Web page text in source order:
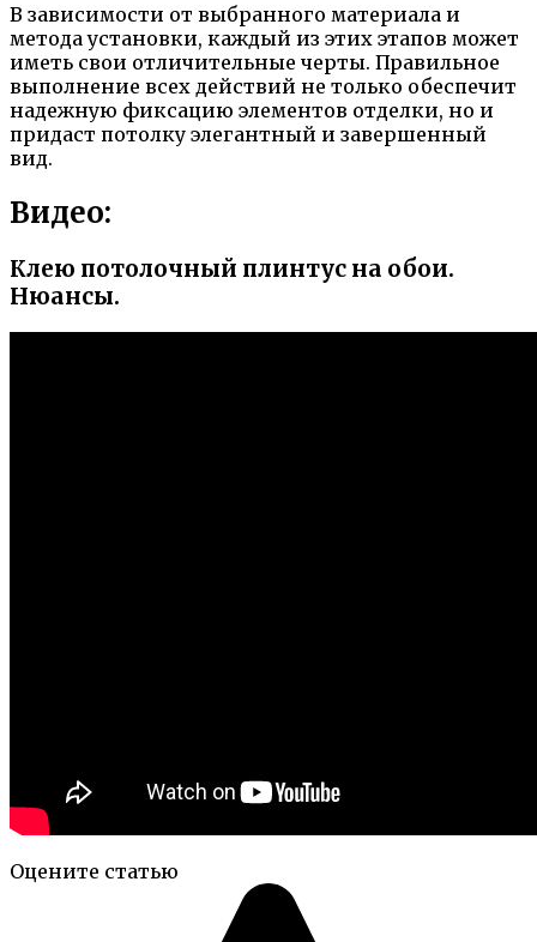
В зависимости от выбранного материала и
метода установки, каждый из этих этапов может
иметь свои отличительные черты. Правильное
выполнение всех действий не только обеспечит
надежную фиксацию элементов отделки, но и
придаст потолку элегантный и завершенный
вид.
Видео:
Клею потолочный плинтус на обои.
Нюансы.
Оцените статью